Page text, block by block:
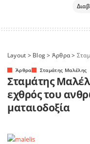
Layout > Blog> Άρθρα>
Άρθρα Σταμάτης Μαλέλης
Σταμάτης
εχθρός του
ματαιοδοξία